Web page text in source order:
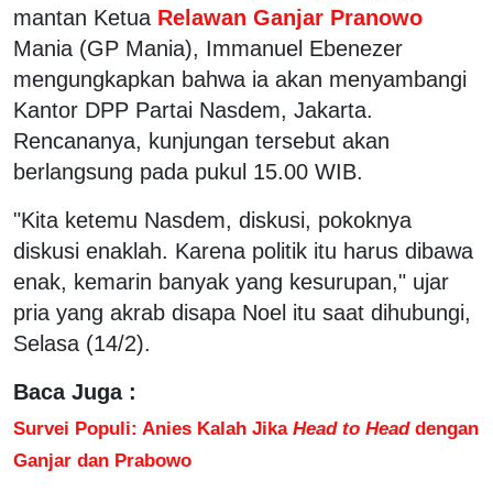
mantan Ketua Relawan Ganjar Pranowo
Mania (GP Mania), Immanuel Ebenezer
mengungkapkan bahwa ia akan menyambangi
Kantor DPP Partai Nasdem, Jakarta.
Rencananya, kunjungan tersebut akan
berlangsung pada pukul 15.00 WIB.
"Kita ketemu Nasdem, diskusi, pokoknya
diskusi enaklah. Karena politik itu harus dibawa
enak, kemarin banyak yang kesurupan," ujar
pria yang akrab disapa Noel itu saat dihubungi,
Selasa (14/2).
Baca Juga :
Survei Populi: Anies Kalah Jika Head to Headdengan
Ganjar dan Prabowo